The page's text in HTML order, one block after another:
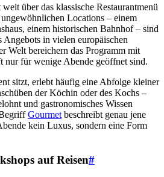
über das klassische Restaurantmenü
Locations – einem
einem historischen Bahnhof – sind
Angebots in vielen europäischen
Welt bereichern das Programm mit
nur für wenige Abende geöffnet sind.
sitzt, erlebt häufig eine Abfolge kleiner
der Köchin oder des Kochs –
und gastronomisches Wissen
Gourmet beschreibt genau jene
kein Luxus, sondern eine Form
auf Reisen#